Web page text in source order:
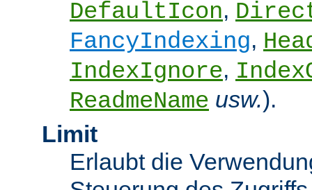
DefaultIcon,
FancyIndexing,
IndexIgnore,
ReadmeName usw.).
Limit
Erlaubt die